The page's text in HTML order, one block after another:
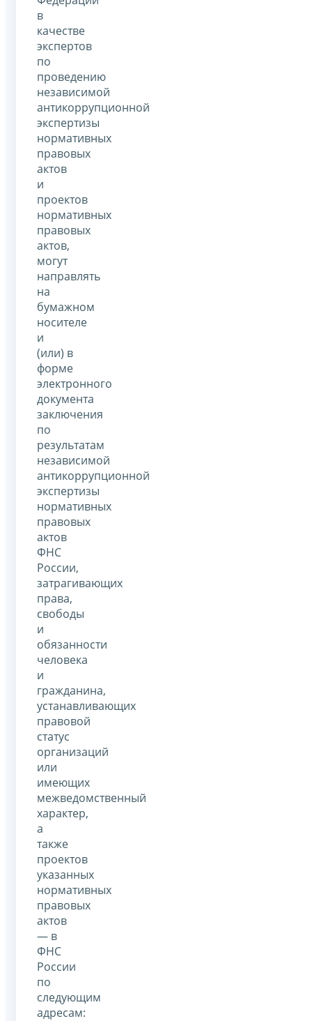
в
качестве
экспертов
по
проведению
независимой
антикоррупционной
экспертизы
нормативных
правовых
актов
и
проектов
нормативных
правовых
актов,
могут
направлять
на
бумажном
носителе
и
(или) в
форме
электронного
документа
заключения
по
результатам
независимой
антикоррупционной
экспертизы
нормативных
правовых
актов
ФНС
России,
затрагивающих
права,
свободы
и
обязанности
человека
и
гражданина,
устанавливающих
правовой
статус
организаций
или
имеющих
межведомственный
характер,
а
также
проектов
указанных
нормативных
правовых
актов
— в
ФНС
России
по
следующим
адресам: